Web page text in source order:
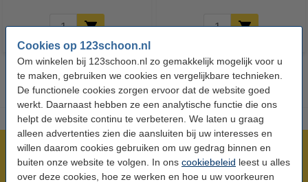
Cookies op 123schoon.nl
Om winkelen bij 123schoon.nl zo gemakkelijk mogelijk voor u
te maken, gebruiken we cookies en vergelijkbare technieken.
De functionele cookies zorgen ervoor dat de website goed
werkt. Daarnaast hebben ze een analytische functie die ons
helpt de website continu te verbeteren. We laten u graag
alleen advertenties zien die aansluiten bij uw interesses en
willen daarom cookies gebruiken om uw gedrag binnen en
buiten onze website te volgen. In ons cookiebeleid leest u alles
over deze cookies, hoe ze werken en hoe u uw voorkeuren
Meer dan 5 miljoen klanten!
Voor 23.59 uur besteld, morgen in huis!